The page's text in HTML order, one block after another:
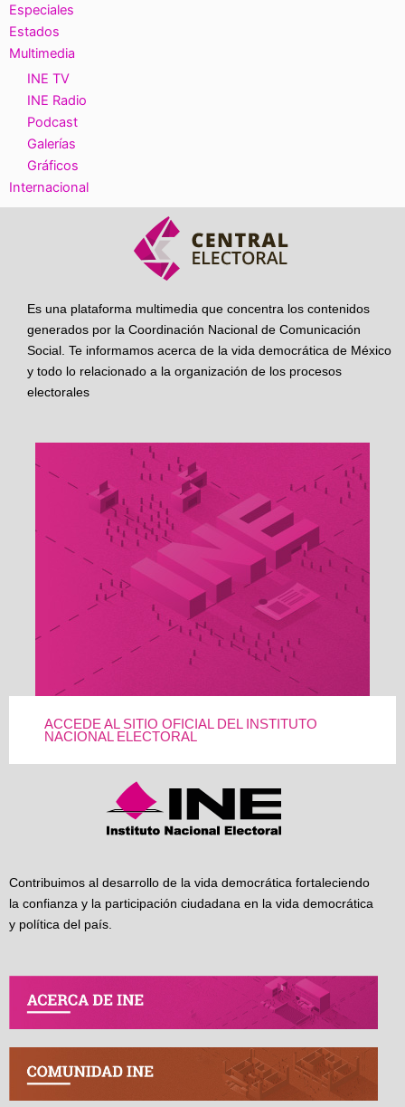
Especiales
Estados
Multimedia
INE TV
INE Radio
Podcast
Galerías
Gráficos
Internacional
Es una plataforma multimedia que concentra los contenidos
generados por la Coordinación Nacional de Comunicación
Social. Te informamos acerca de la vida democrática de México
y todo lo relacionado a la organización de los procesos
electorales
ACCEDE AL SITIO OFICIAL DEL INSTITUTO
NACIONAL ELECTORAL
Contribuimos al desarrollo de la vida democrática fortaleciendo
la confianza y la participación ciudadana en la vida democrática
y política del país.